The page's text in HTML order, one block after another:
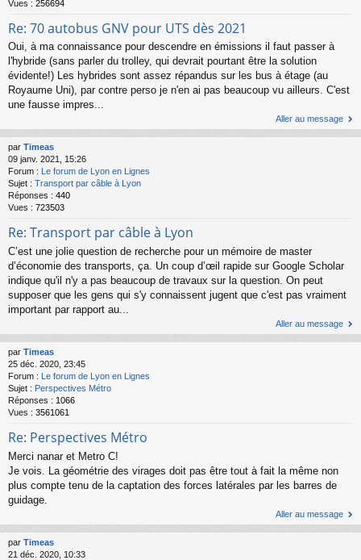
Vues : 256694
Re: 70 autobus GNV pour UTS dès 2021
Oui, à ma connaissance pour descendre en émissions il faut passer à
l'hybride (sans parler du trolley, qui devrait pourtant être la solution
évidente!) Les hybrides sont assez répandus sur les bus à étage (au
Royaume Uni), par contre perso je n'en ai pas beaucoup vu ailleurs. C'est
une fausse impres...
Aller au message
par Timeas
09 janv. 2021, 15:26
Forum : Le forum de Lyon en Lignes
Sujet : Transport par câble à Lyon
Réponses : 440
Vues : 723503
Re: Transport par câble à Lyon
C’est une jolie question de recherche pour un mémoire de master
d’économie des transports, ça. Un coup d’œil rapide sur Google Scholar
indique qu'il n'y a pas beaucoup de travaux sur la question. On peut
supposer que les gens qui s'y connaissent jugent que c'est pas vraiment
important par rapport au...
Aller au message
par Timeas
25 déc. 2020, 23:45
Forum :
Le forum de Lyon en Lignes
Sujet : Perspectives Métro
Réponses : 1066
Vues : 3561061
Re: Perspectives Métro
Merci nanar et Metro C!
Je vois. La géométrie des virages doit pas être tout à fait la même non
plus compte tenu de la captation des forces latérales par les barres de
guidage.
Aller au message
par Timeas
21 déc. 2020, 10:33